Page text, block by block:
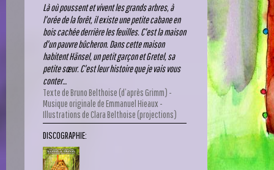
Là où poussent et vivent les grands arbres, à
l'orée de la forêt, il existe une petite cabane en
bois cachée derrière les feuilles. C'est la maison
d'un pauvre bûcheron. Dans cette maison
habitent Hänsel, un petit garçon et Gretel, sa
petite sœur. C'est leur histoire que je vais vous
conter…
Texte de Bruno Belthoise (d’après Grimm) -
Musique originale de Emmanuel Hieaux -
Illustrations de Clara Belthoise (projections)
DISCOGRAPHIE: